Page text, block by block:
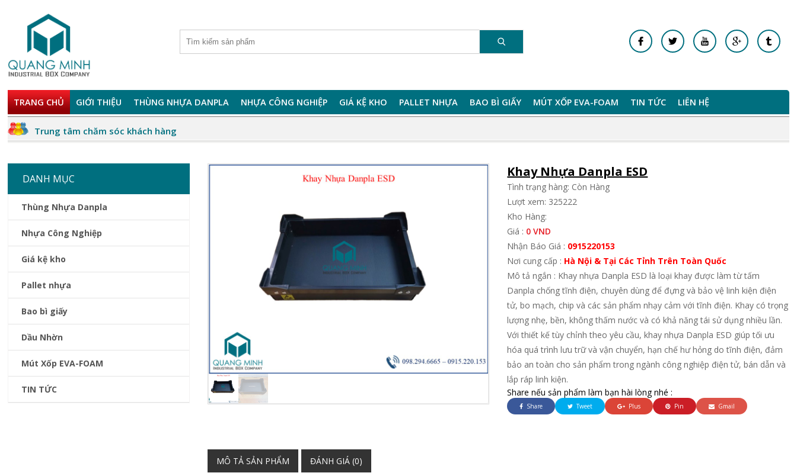
TRANG CHỦ GIỚI THIỆU THÙNG NHỰA DANPLA NHỰA CÔNG NGHIỆP GIÁ KỆ KHO PALLET NHỰA BAO BÌ GIẤY MÚT XỐP EVA-FOAM TIN TỨC LIÊN HỆ
Trung tâm chăm sóc khách hàng
DANH MỤC
Thùng Nhựa Danpla
Nhựa Công Nghiệp
Giá kệ kho
Pallet nhựa
Bao bì giấy
Dầu Nhờn
Mút Xốp EVA-FOAM
TIN TỨC
Khay Nhựa Danpla ESD
Tình trạng hàng: Còn Hàng
Lượt xem: 325222
Kho Hàng:
Giá : 0 VND
Nhận Báo Giá : 0915220153
Nơi cung cấp : Hà Nội & Tại Các Tỉnh Trên Toàn Quốc
Mô tả ngắn : Khay nhựa Danpla ESD là loại khay được làm từ tấm
Danpla chống tĩnh điện, chuyên dùng để đựng và bảo vệ linh kiện điện
tử, bo mạch, chip và các sản phẩm nhạy cảm với tĩnh điện. Khay có trọng
lượng nhẹ, bền, không thấm nước và có khả năng tái sử dụng nhiều lần.
Với thiết kế tùy chỉnh theo yêu cầu, khay nhựa Danpla ESD giúp tối ưu
hóa quá trình lưu trữ và vận chuyển, hạn chế hư hỏng do tĩnh điện, đảm
bảo an toàn cho sản phẩm trong ngành công nghiệp điện tử, bán dẫn và
lắp ráp linh kiện.
Share nếu sản phẩm làm bạn hài lòng nhé :
Share Tweet Plus Pin Gmail
MÔ TẢ SẢN PHẨM ĐÁNH GIÁ (0)